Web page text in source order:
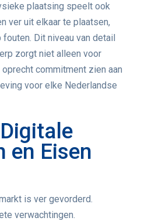
plaatsing speelt ook
ver uit elkaar te plaatsen,
Dit niveau van detail
zorgt niet alleen voor
commitment zien aan
voor elke Nederlandse
en Eisen
is ver gevorderd.
verwachtingen.